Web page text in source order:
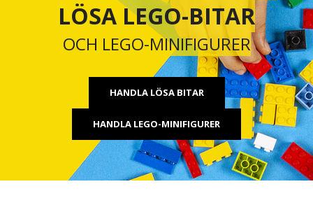
LÖSA LEGO-BITAR
OCH LEGO-MINIFIGURER
HANDLA LÖSA BITAR
HANDLA LEGO-MINIFIGURER